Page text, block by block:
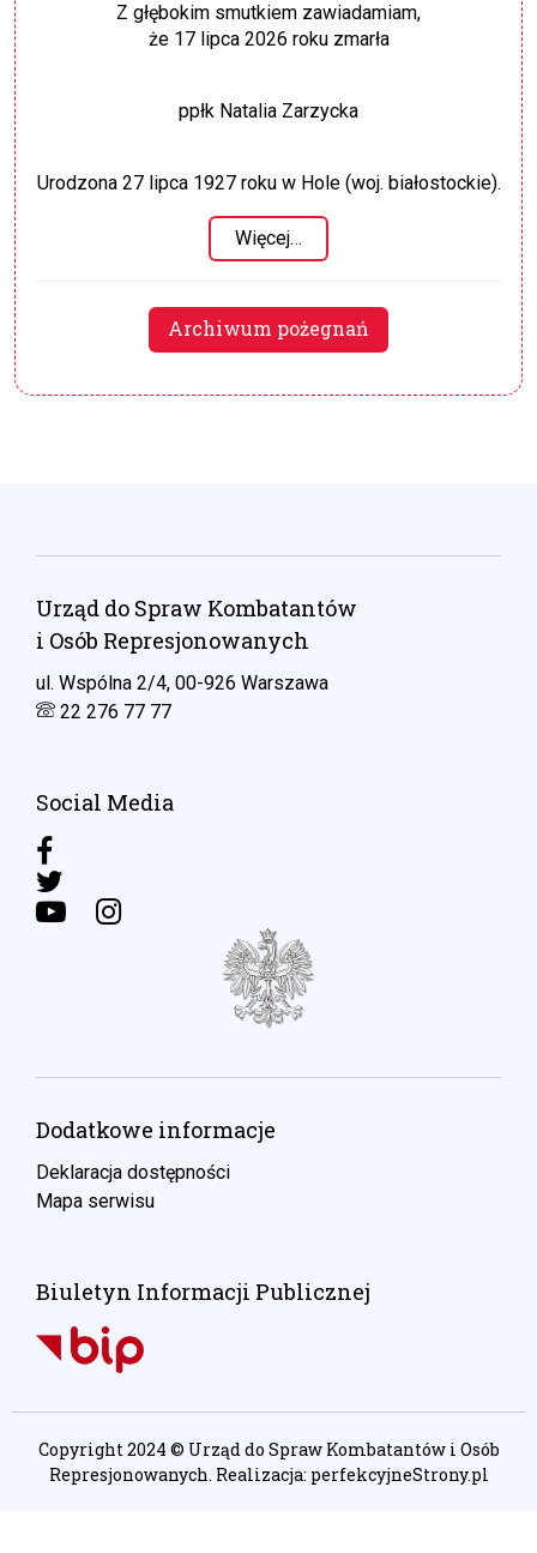
Z głębokim smutkiem zawiadamiam,
że 17 lipca 2026 roku zmarła
ppłk Natalia Zarzycka
Urodzona 27 lipca 1927 roku w Hole (woj. białostockie).
Więcej…
Archiwum pożegnań
Urząd do Spraw Kombatantów
i Osób Represjonowanych
ul. Wspólna 2/4, 00-926 Warszawa
22 276 77 77
Social Media
Dodatkowe informacje
Deklaracja dostępności
Mapa serwisu
Biuletyn Informacji Publicznej
Copyright 2024 © Urząd do Spraw Kombatantów i Osób
Represjonowanych. Realizacja: perfekcyjneStrony.pl